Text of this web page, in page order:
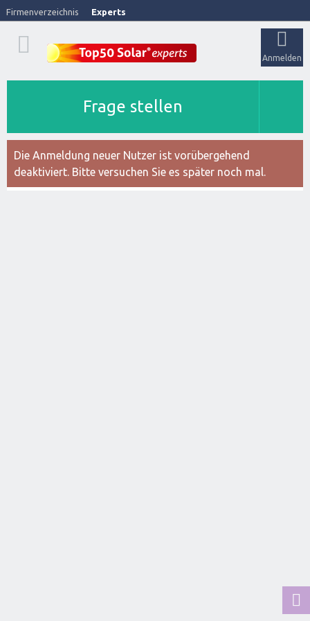
Firmenverzeichnis Experts
Anmelden
Frage stellen
Die Anmeldung neuer Nutzer ist vorübergehend
deaktiviert. Bitte versuchen Sie es später noch mal.